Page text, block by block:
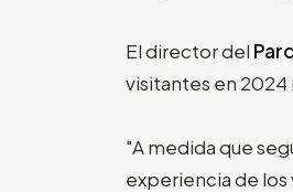
El director del
visitantes en
"A medida que
experiencia de